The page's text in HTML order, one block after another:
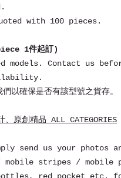
with 100 pieces.
1件起訂)
models. Contact us
以確保是否有該型號之貨存。
、原創精品 ALL CATEGORIES
send us your photos
stripes / mobile